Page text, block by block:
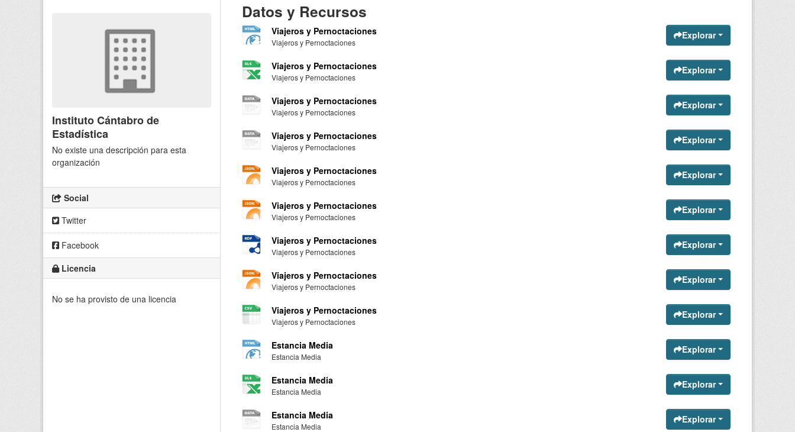
Instituto Cántabro de
Estadística
No existe una descripción para esta
organización
Social
Twitter
Facebook
Licencia
No se ha provisto de una licencia
Datos y Recursos
Viajeros y Pernoctaciones
Viajeros y Pernoctaciones
Explorar
Viajeros y Pernoctaciones
Viajeros y Pernoctaciones
Explorar
Viajeros y Pernoctaciones
Viajeros y Pernoctaciones
Explorar
Viajeros y Pernoctaciones
Viajeros y Pernoctaciones
Explorar
Viajeros y Pernoctaciones
Viajeros y Pernoctaciones
Explorar
Viajeros y Pernoctaciones
Viajeros y Pernoctaciones
Explorar
Viajeros y Pernoctaciones
Viajeros y Pernoctaciones
Explorar
Viajeros y Pernoctaciones
Viajeros y Pernoctaciones
Explorar
Viajeros y Pernoctaciones
Viajeros y Pernoctaciones
Explorar
Estancia Media
Estancia Media
Explorar
Estancia Media
Estancia Media
Explorar
Estancia Media
Estancia Media
Explorar